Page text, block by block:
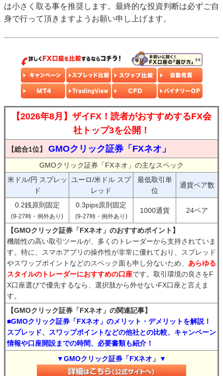
は小さく取る事を推奨します。最終的な投資判断は必ずご自
身で行って頂きますようお願い申し上げます。
【2026年8月】ザイFX！読者がおすすめするFX会
社トップ3を公開！
【総合1位】 GMOクリック証券「FXネオ」
GMOクリック証券「FXネオ」の主なスペック
米ドル/円 スプレッ
ド
ユーロ/米ドル スプ
レッド
最低取引単
位
通貨ペア数
0.2銭原則固定
(9-27時・例外あり)
0.3pips原則固定
(9-27時・例外あり)
1000通貨 24ペア
【GMOクリック証券「FXネオ」のおすすめポイント】
機能性の高い取引ツールが、多くのトレーダーから支持されていま
す。特に、スマホアプリの操作性が非常に優れており、スプレッド
やスワップポイントなどのスペック面も申し分ないため、 あらゆる
スタイルのトレーダーにおすすめの口座です。取引環境の良さをF
X口座選びで優先するなら、選択肢から外せないFX口座と言えま
す。
【GMOクリック証券「FXネオ」の関連記事】
■GMOクリック証券「FXネオ」のメリット・デメリットを解説！
スプレッド、スワップポイントなどの他社との比較、キャンペーン
情報や口座開設までの時間、必要書類も紹介！
▼GMOクリック証券「FXネオ」▼